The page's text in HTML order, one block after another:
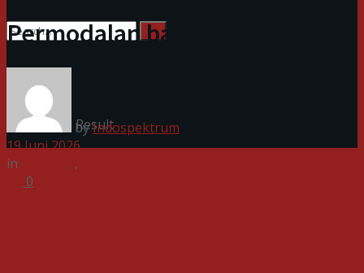
View All Result
Permodalan bagi Pelaku UMKM
byIndospektrum
19 Juni 2026
in
,
0